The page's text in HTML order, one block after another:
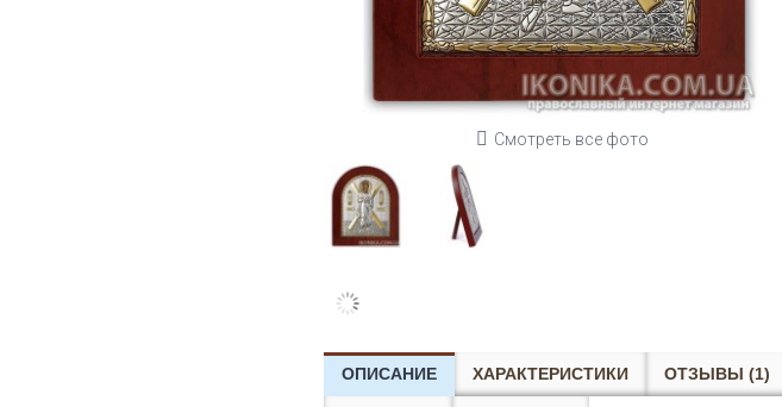
Смотреть все фото
ОПИСАНИЕ ХАРАКТЕРИСТИКИ ОТЗЫВЫ (1)